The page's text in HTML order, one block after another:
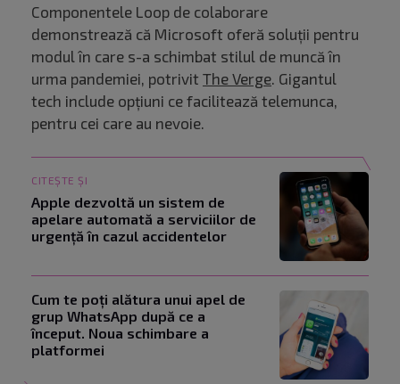
Componentele Loop de colaborare
demonstrează că Microsoft oferă soluții pentru
modul în care s-a schimbat stilul de muncă în
urma pandemiei, potrivit The Verge. Gigantul
tech include opțiuni ce facilitează telemunca,
pentru cei care au nevoie.
CITEȘTE ȘI
Apple dezvoltă un sistem de
apelare automată a serviciilor de
urgență în cazul accidentelor
Cum te poți alătura unui apel de
grup WhatsApp după ce a
început. Noua schimbare a
platformei